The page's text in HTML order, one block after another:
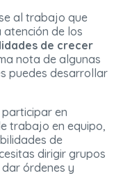
al trabajo que
de los
de crecer
nota de algunas
puedes desarrollar
participar en
trabajo en equipo,
de
dirigir grupos
órdenes y